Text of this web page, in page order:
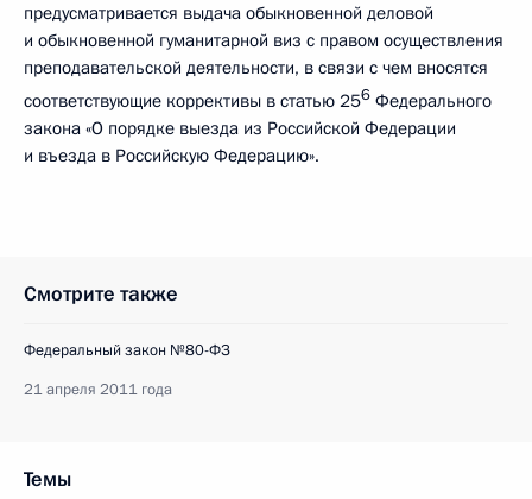
предусматривается выдача обыкновенной деловой
и обыкновенной гуманитарной виз с правом осуществления
преподавательской деятельности, в связи с чем вносятся
соответствующие коррективы в статью 256 Федерального
закона «О порядке выезда из Российской Федерации
и въезда в Российскую Федерацию».
Смотрите также
Федеральный закон №80-ФЗ
21 апреля 2011 года
Темы